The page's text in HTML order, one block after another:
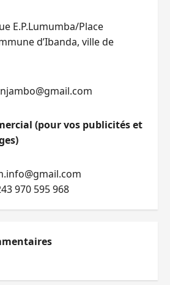
E.P.Lumumba/Place
d’Ibanda, ville de
(pour vos publicités et
970 595 968